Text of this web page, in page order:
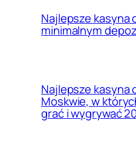
Najlepsze kasyna
minimalnym
Najlepsze kasyna
Moskwie, w
grać i wygrywać